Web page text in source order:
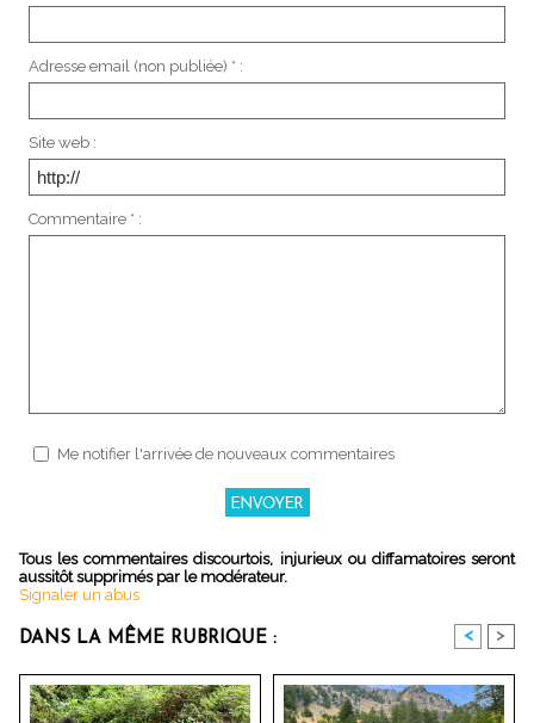
Adresse email (non publiée) * :
Site web :
Commentaire * :
Me notifier l'arrivée de nouveaux commentaires
Tous les commentaires discourtois, injurieux ou diffamatoires seront
aussitôt supprimés par le modérateur.
Signaler un abus
DANS LA MÊME RUBRIQUE : < >